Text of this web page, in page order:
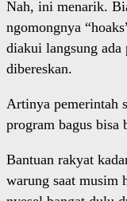
Nah, ini menarik.
ngomongnya
diakui langsung ada
dibereskan.
Artinya pemerintah
program bagus bisa
Bantuan rakyat
warung saat musim